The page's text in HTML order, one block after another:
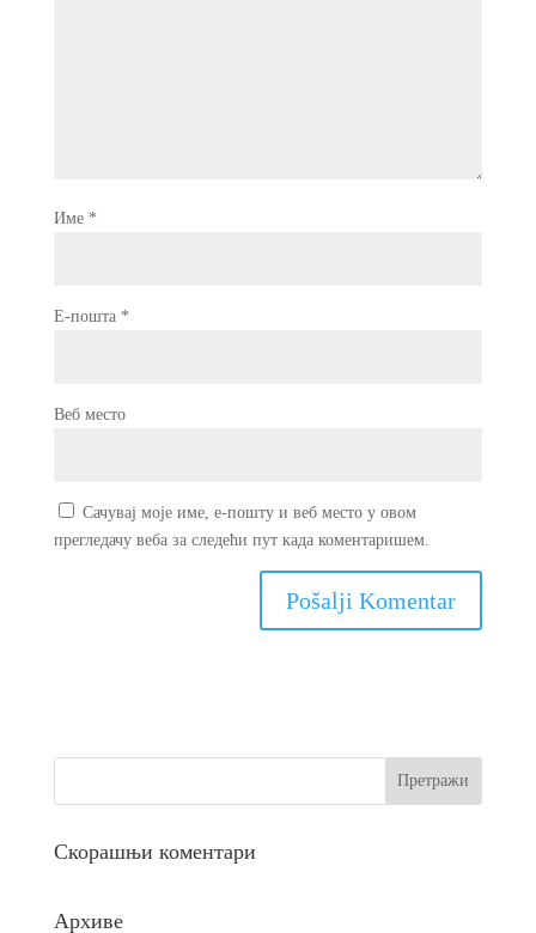
Име *
Е-пошта *
Веб место
Сачувај моје име, е-пошту и веб место у овом
прегледачу веба за следећи пут када коментаришем.
Скорашњи коментари
Архиве